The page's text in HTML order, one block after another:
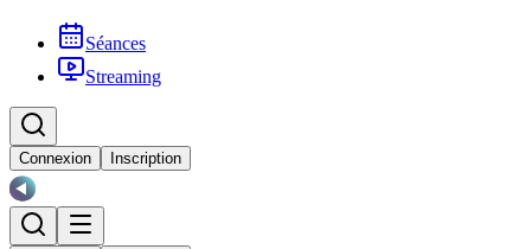
Séances
Streaming
Connexion Inscription